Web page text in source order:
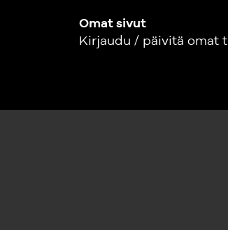
Omat sivut
Kirjaudu / päivitä omat